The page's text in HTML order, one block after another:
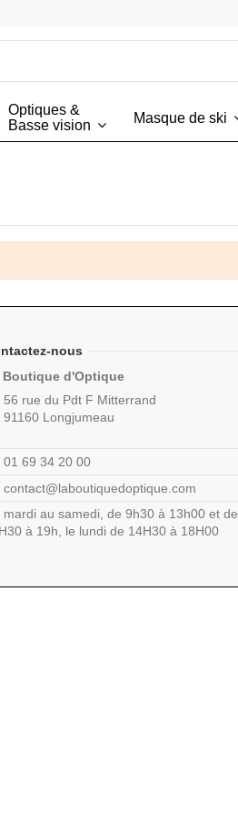
Optiques &
Basse vision
Masque de ski
nous
Boutique d'Optique
56 rue du Pdt F Mitterrand
91160 Longjumeau
01 69 34 20 00
contact@laboutiquedoptique.com
mardi au samedi, de 9h30 à 13h00 et de
à 19h, le lundi de 14H30 à 18H00